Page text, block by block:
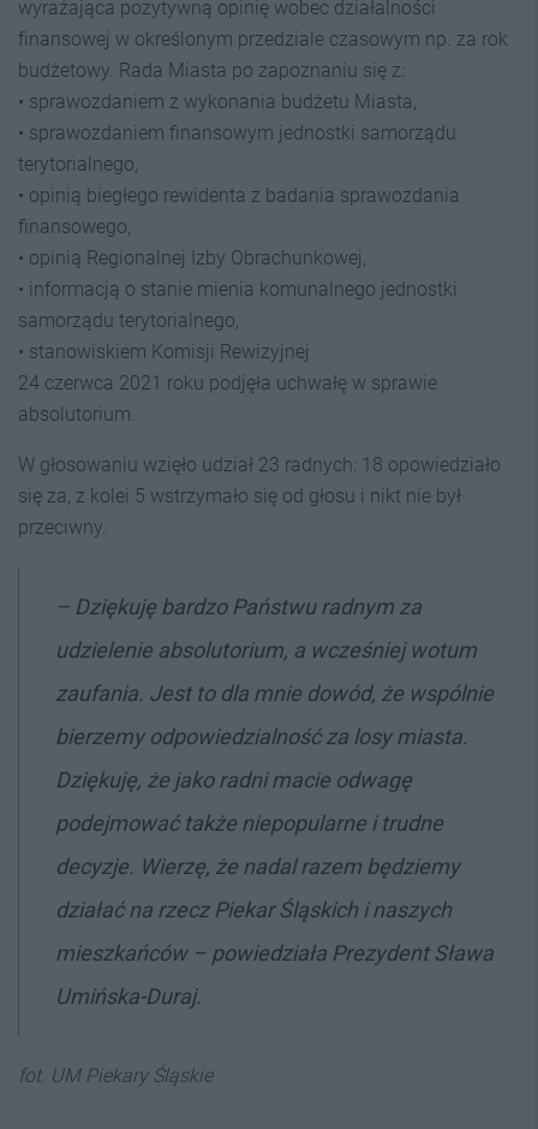
wyrażająca pozytywną opinię wobec działalności
finansowej w określonym przedziale czasowym np. za rok
budżetowy. Rada Miasta po zapoznaniu się z:
• sprawozdaniem z wykonania budżetu Miasta,
• sprawozdaniem finansowym jednostki samorządu
terytorialnego,
• opinią biegłego rewidenta z badania sprawozdania
finansowego,
• opinią Regionalnej Izby Obrachunkowej,
• informacją o stanie mienia komunalnego jednostki
samorządu terytorialnego,
• stanowiskiem Komisji Rewizyjnej
24 czerwca 2021 roku podjęła uchwałę w sprawie
absolutorium.
W głosowaniu wzięło udział 23 radnych: 18 opowiedziało
się za, z kolei 5 wstrzymało się od głosu i nikt nie był
przeciwny.
– Dziękuję bardzo Państwu radnym za
udzielenie absolutorium, a wcześniej wotum
zaufania. Jest to dla mnie dowód, że wspólnie
bierzemy odpowiedzialność za losy miasta.
Dziękuję, że jako radni macie odwagę
podejmować także niepopularne i trudne
decyzje. Wierzę, że nadal razem będziemy
działać na rzecz Piekar Śląskich i naszych
mieszkańców – powiedziała Prezydent Sława
Umińska-Duraj.
fot. UM Piekary Śląskie